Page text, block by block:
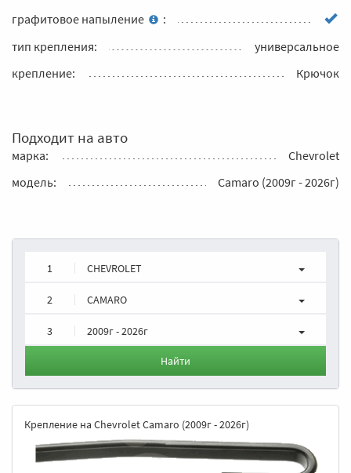
графитовое напыление
:
тип крепления:
универсальное
крепление:
Крючок
Подходит на авто
марка:
Chevrolet
модель:
Camaro (2009г - 2026г)
1 CHEVROLET
2 CAMARO
3 2009г - 2026г
Найти
Крепление на Chevrolet Camaro (2009г - 2026г)